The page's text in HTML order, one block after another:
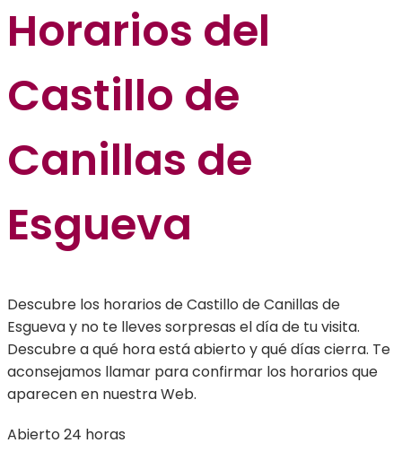
Horarios del
Castillo de
Canillas de
Esgueva
Descubre los horarios de Castillo de Canillas de
Esgueva y no te lleves sorpresas el día de tu visita.
Descubre a qué hora está abierto y qué días cierra. Te
aconsejamos llamar para confirmar los horarios que
aparecen en nuestra Web.
Abierto 24 horas